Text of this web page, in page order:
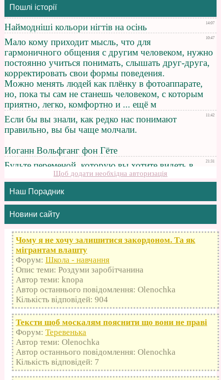
Пошлі історії
Щоб додати необхідна авторизація
Наш Порадник
Новини сайту
Чому я не хочу залишитися закордоном. Та як
мігрантам влашту
Форум: Школа - навчання
Опис теми: Роздуми заробітчанина
Автор теми: knopa
Автор останнього повідомлення: Olenochka
Кількість відповідей: 904
Тексти щоб москалям пояснити що вони не праві
Форум: Теревенька
Автор теми: Olenochka
Автор останнього повідомлення: Olenochka
Кількість відповідей: 7